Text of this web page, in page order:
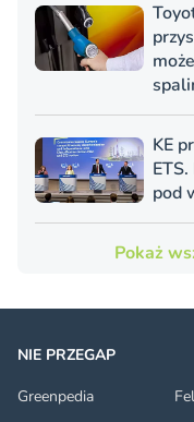
KE
pod
Pokaż
NIE PRZEGAP
Greenpedia